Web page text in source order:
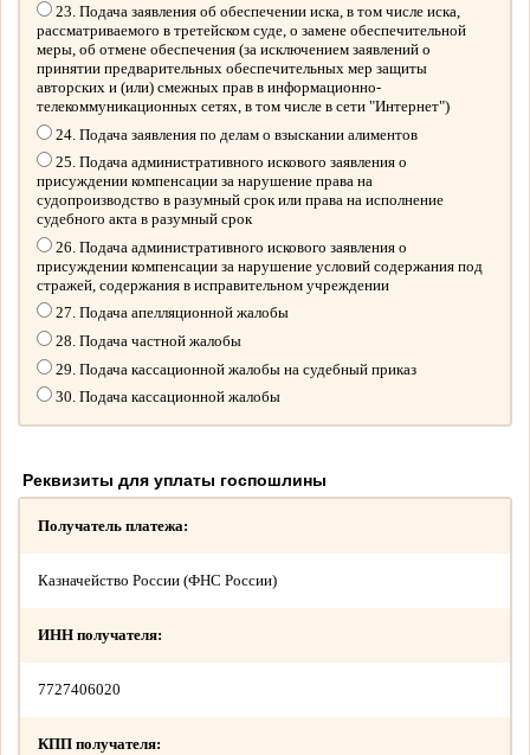
23. Подача заявления об обеспечении иска, в том числе иска,
рассматриваемого в третейском суде, о замене обеспечительной
меры, об отмене обеспечения (за исключением заявлений о
принятии предварительных обеспечительных мер защиты
авторских и (или) смежных прав в информационно-
телекоммуникационных сетях, в том числе в сети "Интернет")
24. Подача заявления по делам о взыскании алиментов
25. Подача административного искового заявления о
присуждении компенсации за нарушение права на
судопроизводство в разумный срок или права на исполнение
судебного акта в разумный срок
26. Подача административного искового заявления о
присуждении компенсации за нарушение условий содержания под
стражей, содержания в исправительном учреждении
27. Подача апелляционной жалобы
28. Подача частной жалобы
29. Подача кассационной жалобы на судебный приказ
30. Подача кассационной жалобы
Реквизиты для уплаты госпошлины
Получатель платежа:
Казначейство России (ФНС России)
ИНН получателя:
7727406020
КПП получателя: